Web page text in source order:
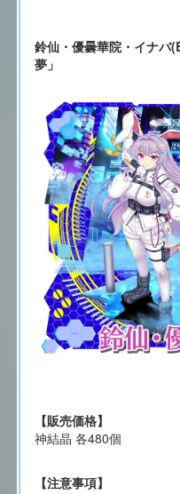
鈴仙・優曇華院・イナバ
夢」
【販売価格】
神結晶 各480個
【注意事項】